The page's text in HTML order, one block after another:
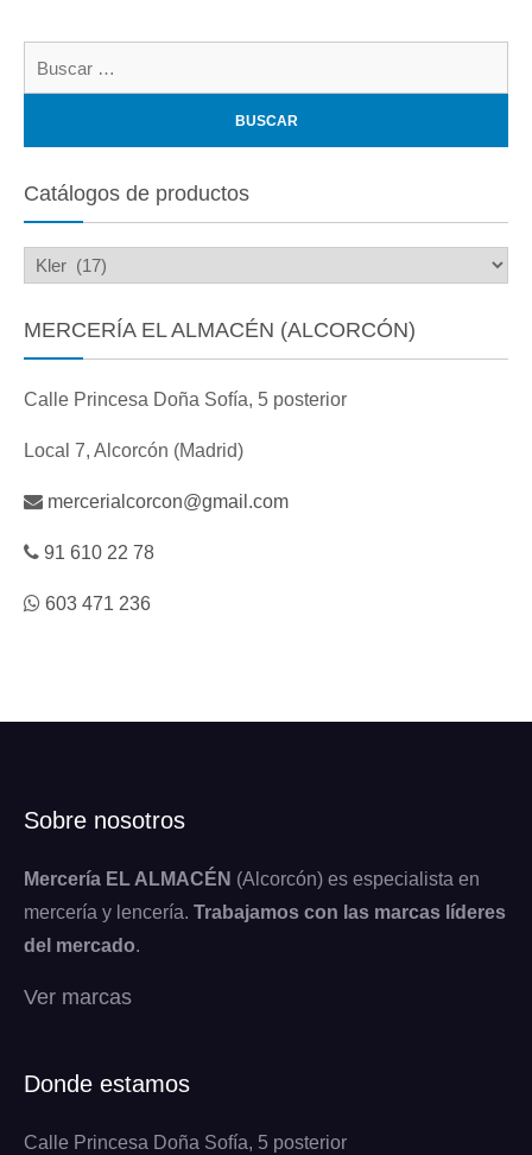
Catálogos de productos
MERCERÍA EL ALMACÉN (ALCORCÓN)
Calle Princesa Doña Sofía, 5 posterior
Local 7, Alcorcón (Madrid)
mercerialcorcon@gmail.com
91 610 22 78
603 471 236
Sobre nosotros
Mercería EL ALMACÉN (Alcorcón) es especialista en
mercería y lencería. Trabajamos con las marcas líderes
del mercado.
Ver marcas
Donde estamos
Calle Princesa Doña Sofía, 5 posterior